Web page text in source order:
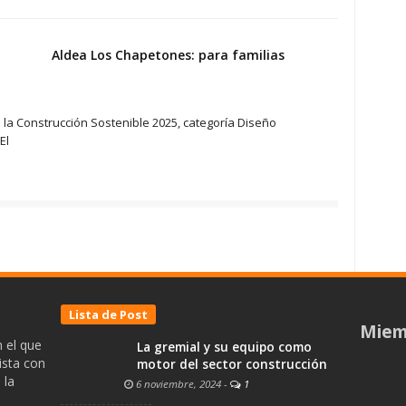
Aldea Los Chapetones: para familias
Construcción Sostenible 2025, categoría Diseño
el que
con
la
Lista de Post
La gremial y su equipo como
motor del sector construcción
6 noviembre, 2024 - 1